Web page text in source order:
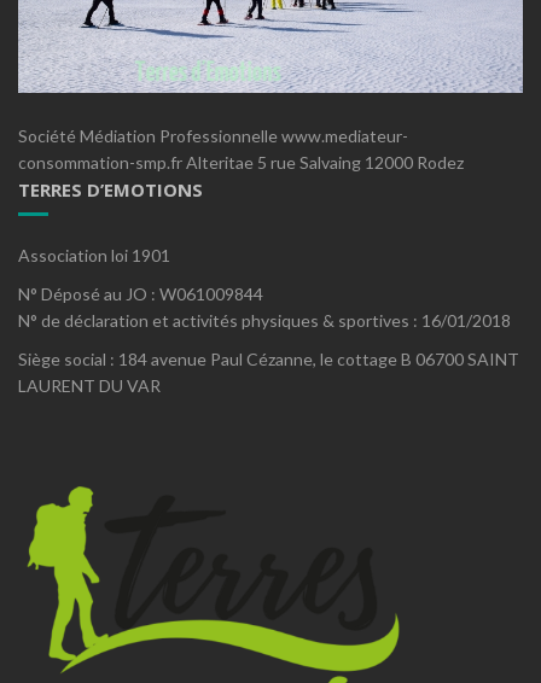
Société Médiation Professionnelle www.mediateur-
consommation-smp.fr Alteritae 5 rue Salvaing 12000 Rodez
TERRES D’EMOTIONS
Association loi 1901
N° Déposé au JO : W061009844
N° de déclaration et activités physiques & sportives : 16/01/2018
Siège social : 184 avenue Paul Cézanne, le cottage B 06700 SAINT
LAURENT DU VAR